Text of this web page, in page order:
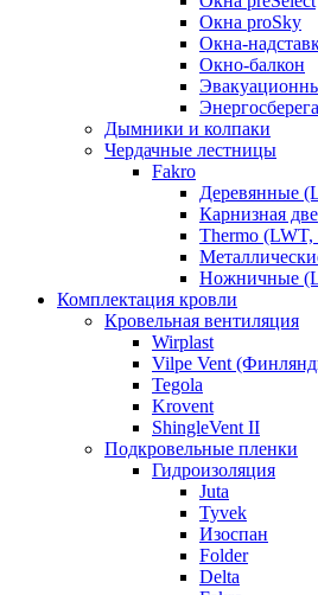
Окна proSky
Окна-
Окно-балкон
Дымники и колпаки
Чердачные лестницы
Fakro
Деревянные
Карнизная
Thermo
Ножничные
Комплектация кровли
Кровельная вентиляция
Wirplast
Vilpe Vent
Tegola
Krovent
ShingleVent II
Подкровельные пленки
Гидроизоляция
Juta
Tyvek
Изоспан
Folder
Delta